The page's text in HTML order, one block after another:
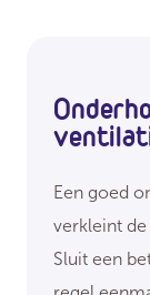
Een goed
verkleint
Sluit een